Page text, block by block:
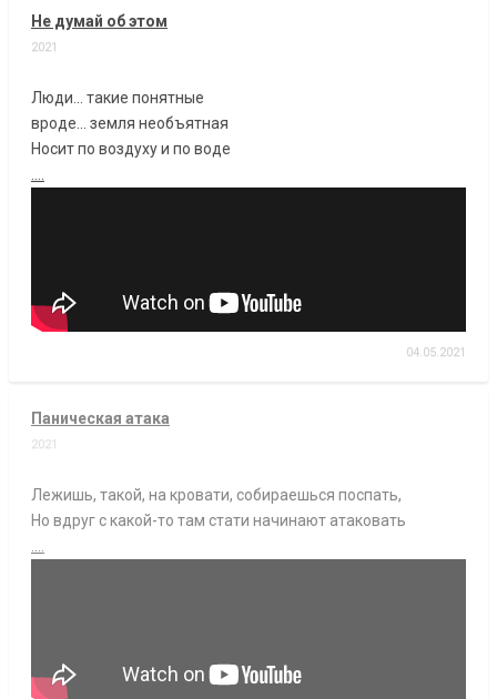
Не думай об этом
2021
Люди... такие понятные
вроде... земля необъятная
Носит по воздуху и по воде
04.05.2021
Паническая атака
2021
Лежишь, такой, на кровати, собираешься поспать,
Но вдруг с какой-то там стати начинают атаковать